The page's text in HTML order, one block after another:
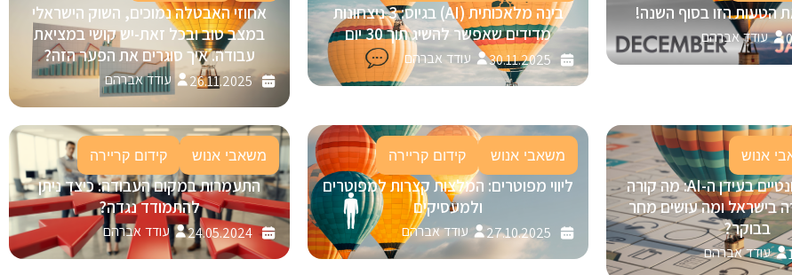
הטעות הזו בסוף השנה!
עודד אברהם
בינה מלאכותית (AI) בגיוס: 3 ניצחונות
מדידים שאפשר להשיג תוך 30 יום
30.11.2025 עודד אברהם
אחוזי האבטלה נמוכים, השוק הישראלי
במצב טוב ובכל זאת-יש קושי במציאת
עבודה. איך סוגרים את הפער הזה?
26.11.2025 עודד אברהם
אנוש
להישאר רלוונטיים בעידן ה-AI: מה קורה
בישראל ומה עושים מחר
בבוקר?
עודד אברהם
משאבי אנוש קידום קריירה
ליווי מפוטרים: המלצות קצרות למפוטרים
ולמעסיקים
27.10.2025 עודד אברהם
משאבי אנוש קידום קריירה
התעמרות במקום העבודה: כיצד ניתן
להתמודד נגדה?
24.05.2024 עודד אברהם